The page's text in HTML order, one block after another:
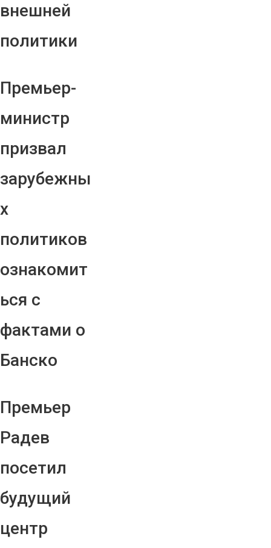
внешней
политики
Премьер-
министр
призвал
зарубежны
х
политиков
ознакомит
ься с
фактами о
Банско
Премьер
Радев
посетил
будущий
центр